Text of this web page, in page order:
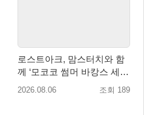
로스트아크, 맘스터치와 함
께 ‘모코코 썸머 바캉스 세
트’ 출시
2026.08.06 조회 189